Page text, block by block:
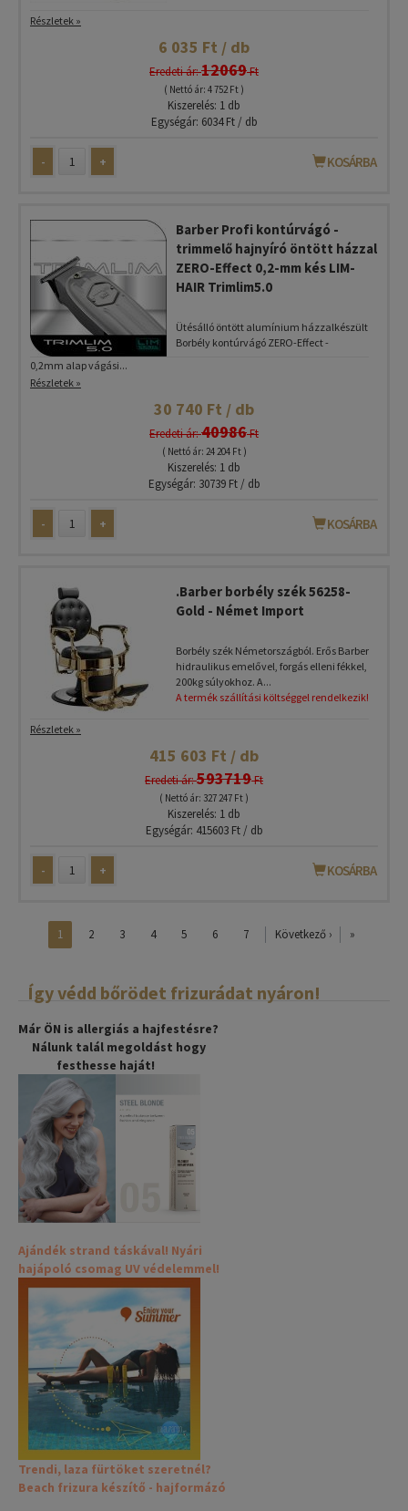
Részletek »
6 035 Ft / db
Eredeti ár:12069Ft
( Nettó ár: 4 752 Ft )
Kiszerelés: 1 db
Egységár: 6034 Ft / db
- + KOSÁRBA
Barber Profi kontúrvágó -
trimmelő hajnyíró öntött házzal
ZERO-Effect 0,2-mm kés LIM-
HAIR Trimlim5.0
Ütésálló öntött alumínium házzalkészült
Borbély kontúrvágó ZERO-Effect -
0,2mm alap vágási...
Részletek »
30 740 Ft / db
Eredeti ár:40986Ft
( Nettó ár: 24 204 Ft )
Kiszerelés: 1 db
Egységár: 30739 Ft / db
- + KOSÁRBA
.Barber borbély szék 56258-
Gold - Német Import
Borbély szék Németországból. Erős Barber
hidraulikus emelővel, forgás elleni fékkel,
200kg súlyokhoz. A...
A termék szállítási költséggel rendelkezik!
Részletek »
415 603 Ft / db
Eredeti ár:593719Ft
( Nettó ár: 327 247 Ft )
Kiszerelés: 1 db
Egységár: 415603 Ft / db
- + KOSÁRBA
1 2 3 4 5 6 7 Következő › »
Így védd bőrödet frizurádat nyáron!
Már ÖN is allergiás a hajfestésre?
Nálunk talál megoldást hogy
festhesse haját!
Ajándék strand táskával! Nyári
hajápoló csomag UV védelemmel!
Trendi, laza fürtöket szeretnél?
Beach frizura készítő - hajformázó